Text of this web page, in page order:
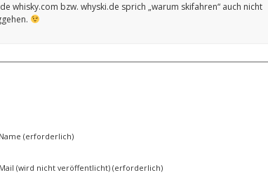
whisky.com bzw. whyski.de sprich „warum skifahren“ auch nicht
Name (erforderlich)
Mail (wird nicht veröffentlicht) (erforderlich)